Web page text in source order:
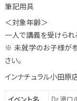
筆記用具
＜対象年齢＞
一人で講義を受けられ
※ 未就学のお子様が
さい。
インナチュラル小田原
イベント名
Dr.滝口